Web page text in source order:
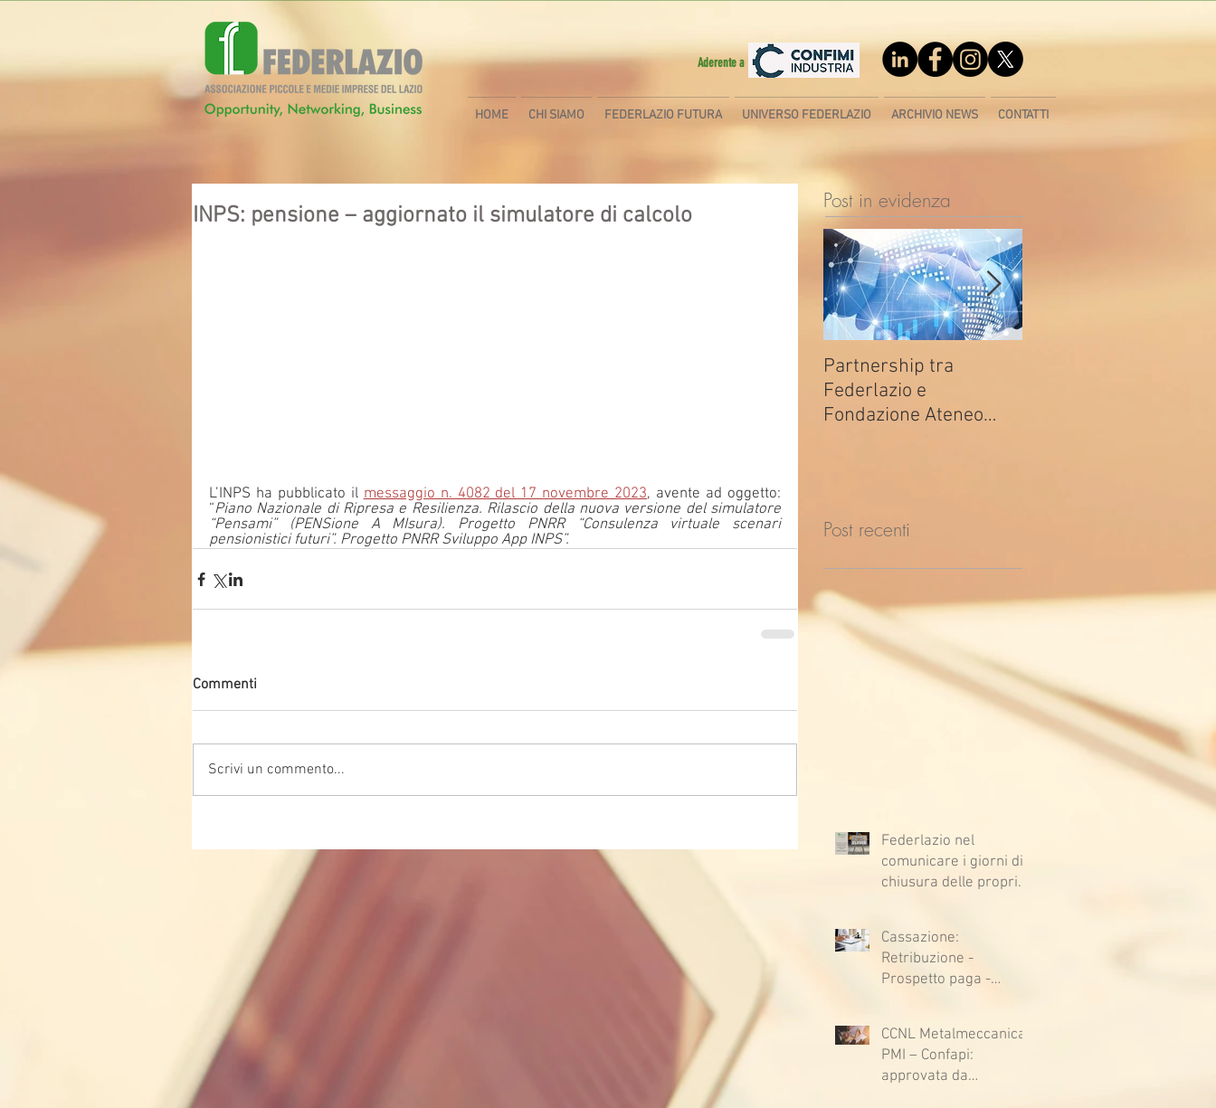
Aderente a
HOME CHI SIAMO FEDERLAZIO FUTURA UNIVERSO FEDERLAZIO ARCHIVIO NEWS CONTATTI
INPS: pensione – aggiornato il simulatore di calcolo
L’INPS ha pubblicato il messaggio n. 4082 del 17 novembre 2023, avente ad oggetto:
“Piano Nazionale di Ripresa e Resilienza. Rilascio della nuova versione del simulatore
“Pensami” (PENSione A MIsura). Progetto PNRR “Consulenza virtuale scenari
pensionistici futuri”. Progetto PNRR Sviluppo App INPS”.
Commenti
Scrivi un commento...
Post in evidenza
Partnership tra
Federlazio e
Fondazione Ateneo
Post recenti
Federlazio nel
comunicare i giorni di
chiusura delle proprie
Cassazione:
Retribuzione -
Prospetto paga -
sfavore del datore di
lavoro - Prova legale -
Sussiste. (Cc, articoli
CCNL Metalmeccanica
PMI – Confapi:
approvata da